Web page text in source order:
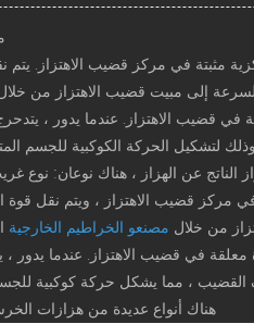
مثبتة في مركز قضيب الاهتزاز. يتم
إلى مبيت قضيب الاهتزاز من خلال
في قضيب الاهتزاز. عندما يدور
لتشكيل الحركة الكوكبية للجسم
الناتج عن الهزاز ، هناك نوعان: نوع
مركز قضيب الاهتزاز ، ويتم نقل قوة
من خلال مصنعو الخراطيم الخارجية
معلقة في قضيب الاهتزاز. عندما
، مما يشكل حركة كوكبية للجسم
هناك أنواع عديدة من هزازات